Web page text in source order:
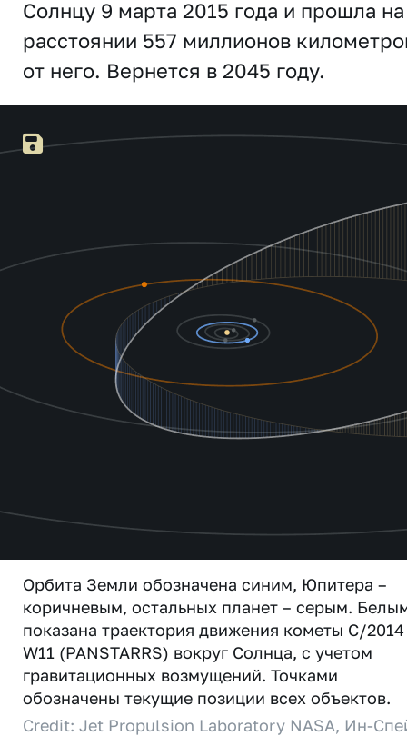
Солнцу 9 марта 2015 года и прошла на
расстоянии 557 миллионов
от него. Вернется в 2045 году.
Орбита Земли обозначена синим, Юпитера –
коричневым, остальных планет – серым.
показана траектория движения кометы C/2014
W11 (PANSTARRS) вокруг Солнца, с учетом
гравитационных возмущений. Точками
обозначены текущие позиции всех объектов.
Credit: Jet Propulsion Laboratory NASA, Ин-